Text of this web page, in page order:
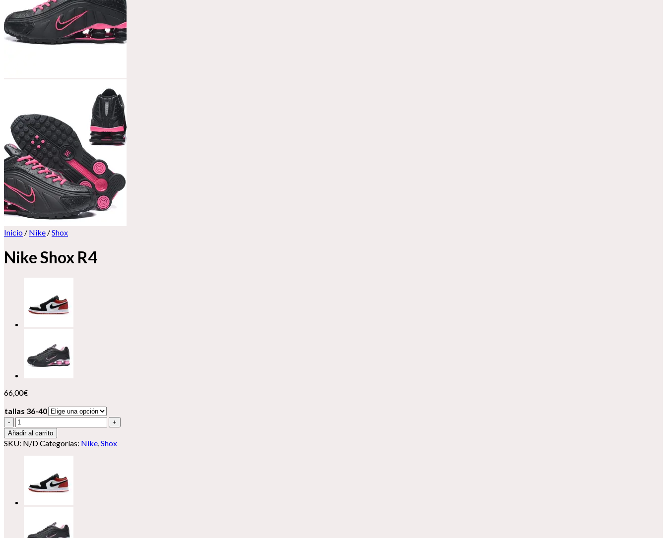
Inicio / Nike /Shox
Nike Shox R4
66,00€
tallas 36-40
Nike
Shox
R4
cantidad
Añadir al carrito
SKU: N/DCategorías: Nike,Shox